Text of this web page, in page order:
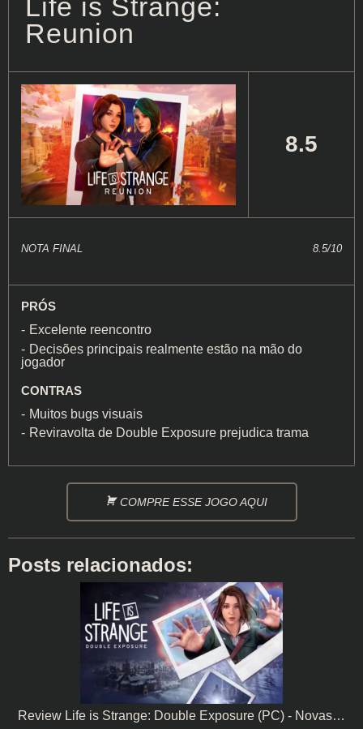
Life is Strange:
Reunion
8.5
NOTA FINAL 8.5/10
PRÓS
Excelente reencontro
Decisões principais realmente estão na mão do
jogador
CONTRAS
Muitos bugs visuais
Reviravolta de Double Exposure prejudica trama
COMPRE ESSE JOGO AQUI
Posts relacionados:
Review Life is Strange: Double Exposure (PC) - Novas…